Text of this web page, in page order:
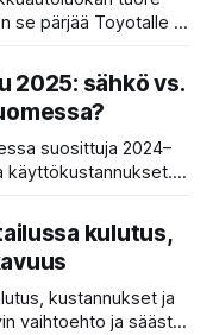
se pärjää Toyotalle ja
osalta.
2025: sähkö vs.
suosittuja 2024–
käyttökustannukset.
sinun arkeesi.
kulutus,
kustannukset ja
vaihtoehto ja säästä